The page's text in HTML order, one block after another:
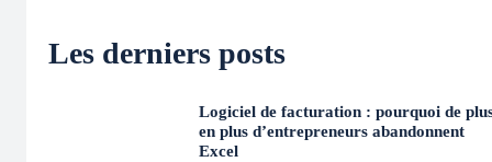
Les derniers posts
Logiciel de facturation : pourquoi de
en plus d’entrepreneurs abandonnent
Excel